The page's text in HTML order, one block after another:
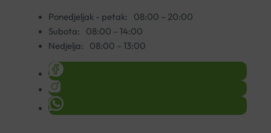
Ponedjeljak - petak:
08:00 – 20:00
Subota:
08:00 – 14:00
Nedjelja:
08:00 – 13:00